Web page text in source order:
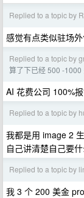
Replied to a topic by
感觉有点类似驻场
Replied to a topic by
算了下已经 500 -1000
AI 花费公司 100%
Replied to a topic by
我都是用 image 2
自己讲清楚自己要
Replied to a topic by
我 3 个 200 美金